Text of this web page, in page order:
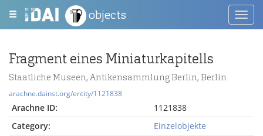
objects
Fragment eines Miniaturkapitells
Staatliche Museen, Antikensammlung Berlin, Berlin
arachne.dainst.org/entity/1121838
Arachne ID:
1121838
Category:
Einzelobjekte